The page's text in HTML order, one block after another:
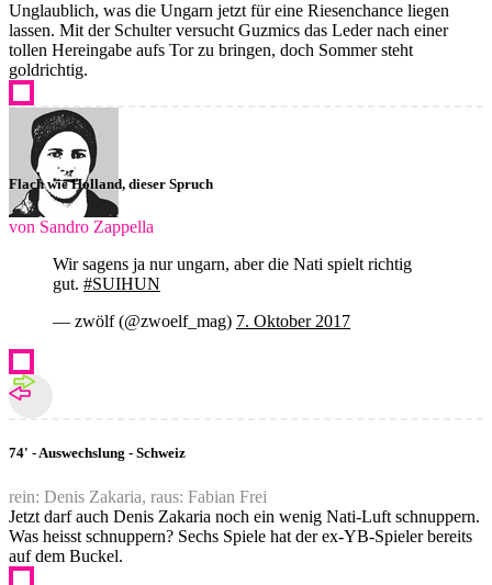
Unglaublich, was die Ungarn jetzt für eine Riesenchance liegen
lassen. Mit der Schulter versucht Guzmics das Leder nach einer
tollen Hereingabe aufs Tor zu bringen, doch Sommer steht
goldrichtig.
Flach wie Holland, dieser Spruch
von Sandro Zappella
Wir sagens ja nur ungarn, aber die Nati spielt richtig
gut. #SUIHUN
— zwölf (@zwoelf_mag) 7. Oktober 2017
74' - Auswechslung - Schweiz
rein: Denis Zakaria, raus: Fabian Frei
Jetzt darf auch Denis Zakaria noch ein wenig Nati-Luft schnuppern.
Was heisst schnuppern? Sechs Spiele hat der ex-YB-Spieler bereits
auf dem Buckel.